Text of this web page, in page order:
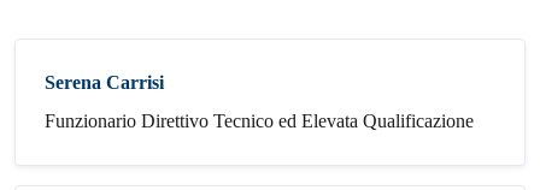
Serena Carrisi
Funzionario Direttivo Tecnico ed Elevata Qualificazione